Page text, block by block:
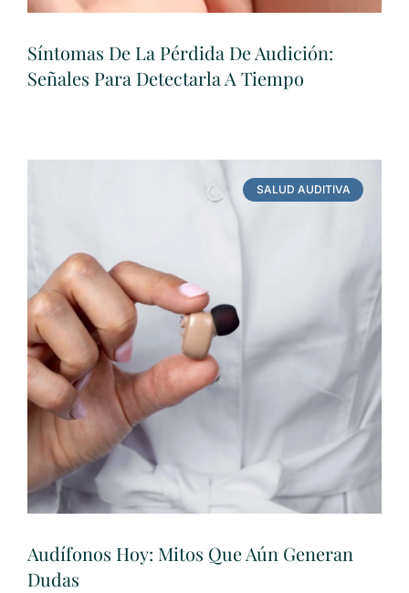
Síntomas De La Pérdida De Audición:
Señales Para Detectarla A Tiempo
SALUD AUDITIVA
Audífonos Hoy: Mitos Que Aún Generan
Dudas